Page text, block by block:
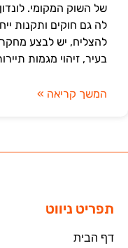
של השוק המקומי.
לה גם חוקים ותקנות
להצליח, יש לבצע מחקר
בעיר, זיהוי מגמות
המשך קריאה »
תפריט ניווט
דף הבית